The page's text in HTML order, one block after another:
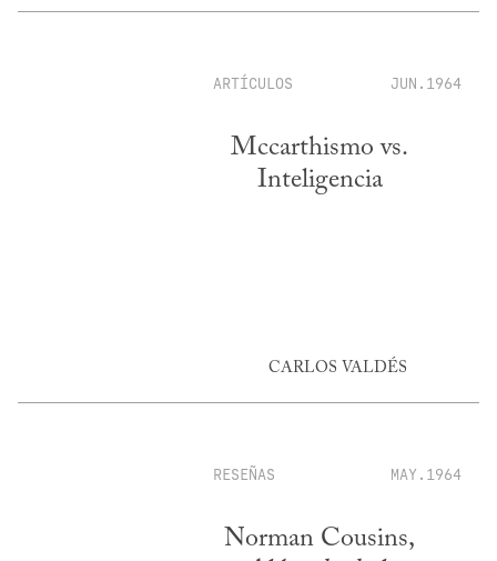
ARTÍCULOS JUN.1964
Mccarthismo vs.
Inteligencia
CARLOS VALDÉS
RESEÑAS MAY.1964
Norman Cousins,